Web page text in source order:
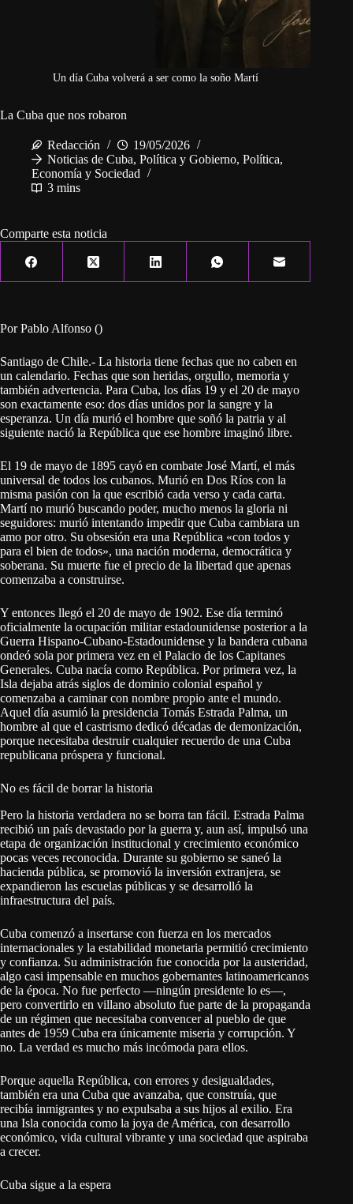
Un día Cuba volverá a ser como la soño Martí
La Cuba que nos robaron
Redacción
19/05/2026
Noticias de Cuba, Política y Gobierno, Política,
Economía y Sociedad
3 mins
Comparte esta noticia
Por Pablo Alfonso ()
Santiago de Chile.- La historia tiene fechas que no caben en
un calendario. Fechas que son heridas, orgullo, memoria y
también advertencia. Para Cuba, los días 19 y el 20 de mayo
son exactamente eso: dos días unidos por la sangre y la
esperanza. Un día murió el hombre que soñó la patria y al
siguiente nació la República que ese hombre imaginó libre.
El 19 de mayo de 1895 cayó en combate José Martí, el más
universal de todos los cubanos. Murió en Dos Ríos con la
misma pasión con la que escribió cada verso y cada carta.
Martí no murió buscando poder, mucho menos la gloria ni
seguidores: murió intentando impedir que Cuba cambiara un
amo por otro. Su obsesión era una República «con todos y
para el bien de todos», una nación moderna, democrática y
soberana. Su muerte fue el precio de la libertad que apenas
comenzaba a construirse.
Y entonces llegó el 20 de mayo de 1902. Ese día terminó
oficialmente la ocupación militar estadounidense posterior a la
Guerra Hispano-Cubano-Estadounidense y la bandera cubana
ondeó sola por primera vez en el Palacio de los Capitanes
Generales. Cuba nacía como República. Por primera vez, la
Isla dejaba atrás siglos de dominio colonial español y
comenzaba a caminar con nombre propio ante el mundo.
Aquel día asumió la presidencia Tomás Estrada Palma, un
hombre al que el castrismo dedicó décadas de demonización,
porque necesitaba destruir cualquier recuerdo de una Cuba
republicana próspera y funcional.
No es fácil de borrar la historia
Pero la historia verdadera no se borra tan fácil. Estrada Palma
recibió un país devastado por la guerra y, aun así, impulsó una
etapa de organización institucional y crecimiento económico
pocas veces reconocida. Durante su gobierno se saneó la
hacienda pública, se promovió la inversión extranjera, se
expandieron las escuelas públicas y se desarrolló la
infraestructura del país.
Cuba comenzó a insertarse con fuerza en los mercados
internacionales y la estabilidad monetaria permitió crecimiento
y confianza. Su administración fue conocida por la austeridad,
algo casi impensable en muchos gobernantes latinoamericanos
de la época. No fue perfecto —ningún presidente lo es—,
pero convertirlo en villano absoluto fue parte de la propaganda
de un régimen que necesitaba convencer al pueblo de que
antes de 1959 Cuba era únicamente miseria y corrupción. Y
no. La verdad es mucho más incómoda para ellos.
Porque aquella República, con errores y desigualdades,
también era una Cuba que avanzaba, que construía, que
recibía inmigrantes y no expulsaba a sus hijos al exilio. Era
una Isla conocida como la joya de América, con desarrollo
económico, vida cultural vibrante y una sociedad que aspiraba
a crecer.
Cuba sigue a la espera